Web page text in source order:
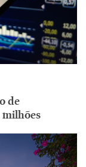
de